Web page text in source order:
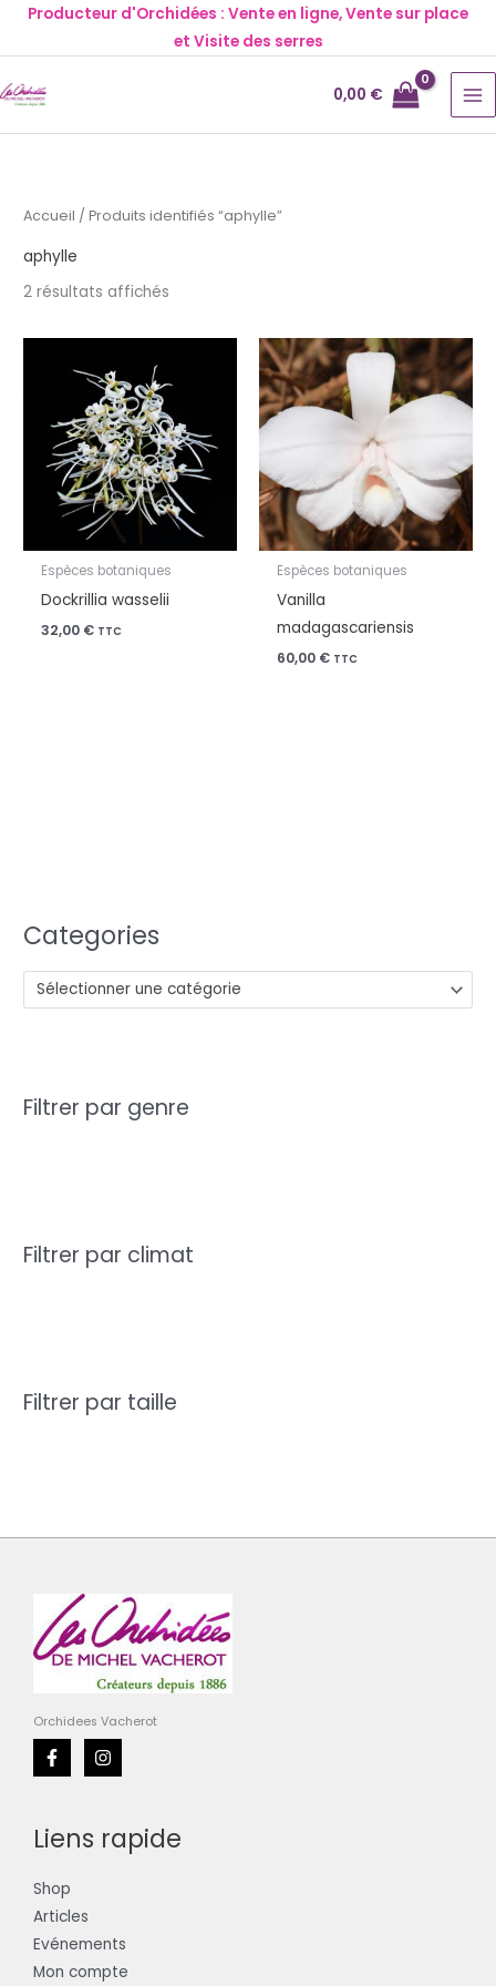
AllerProducteur d'Orchidées : Vente en ligne, Vente sur place
et Visite des serres
0,00 €
Categories
Sélectionner une catégorie
Filtrer par genre
Filtrer par climat
Filtrer par taille
Accueil / Produits identifiés “aphylle”
aphylle
2 résultats affichés
Espèces botaniques
Dockrillia wasselii
32,00 € TTC
Espèces botaniques
Vanilla
madagascariensis
60,00 € TTC
Orchidees Vacherot
Liens rapide
Shop
Articles
Evénements
Mon compte